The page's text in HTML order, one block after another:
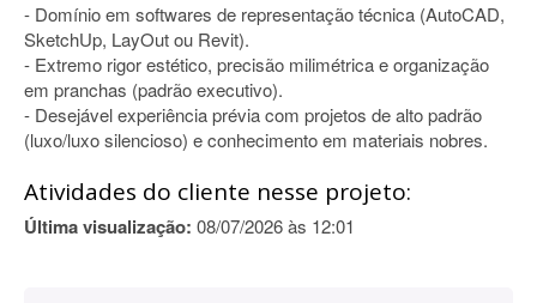
- Domínio em softwares de representação técnica (AutoCAD,
SketchUp, LayOut ou Revit).
- Extremo rigor estético, precisão milimétrica e organização
em pranchas (padrão executivo).
- Desejável experiência prévia com projetos de alto padrão
(luxo/luxo silencioso) e conhecimento em materiais nobres.
Atividades do cliente nesse projeto:
Última visualização: 08/07/2026 às 12:01